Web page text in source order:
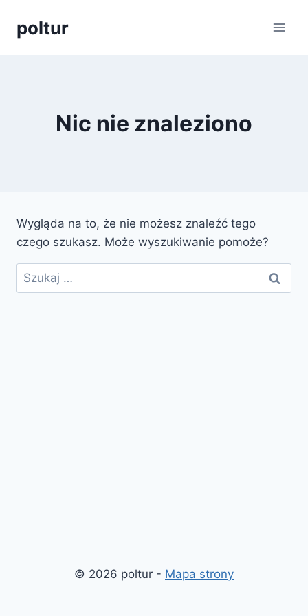
poltur
Nic nie znaleziono
Wygląda na to, że nie możesz znaleźć tego
czego szukasz. Może wyszukiwanie pomoże?
Szukaj:
© 2026 poltur - Mapa strony